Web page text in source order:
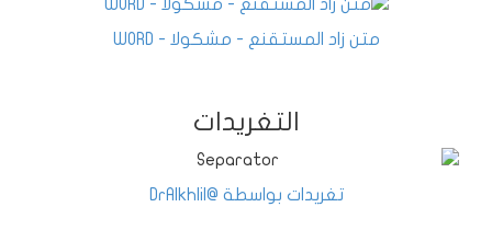
متن زاد المستقنع - مشكولا - WORD
التغريدات
تغريدات بواسطة @DrAlkhlil